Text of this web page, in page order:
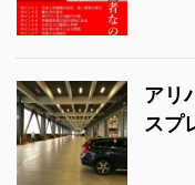
アリ
スプ